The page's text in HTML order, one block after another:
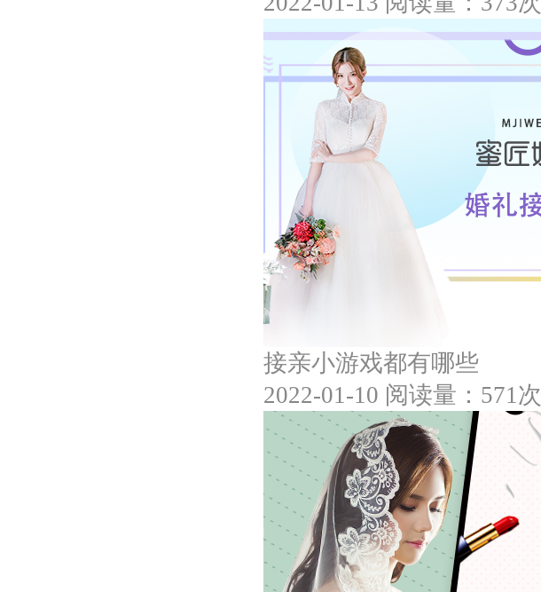
接亲小游戏都有哪些
2022-01-10 阅读量：571次